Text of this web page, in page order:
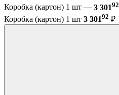
Коробка (картон) 1 шт — 3 30192
Коробка (картон) 1 шт 3 30192 ₽